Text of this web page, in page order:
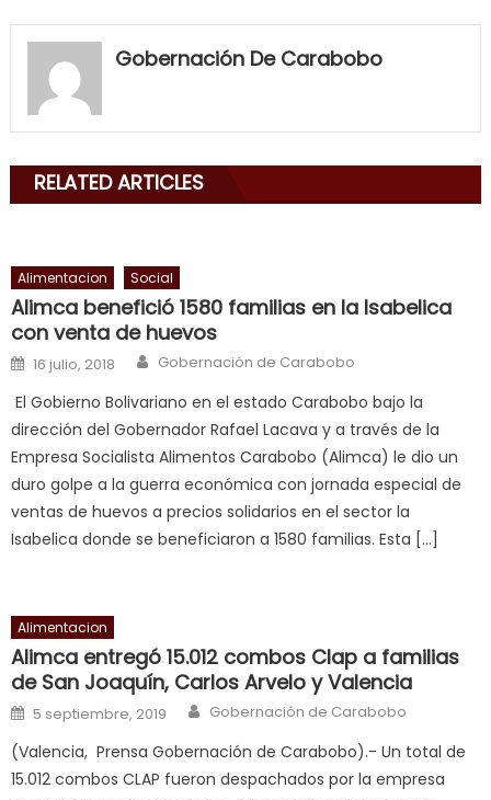
my
neighbor
mouth
will
smith
is
cuckold,
nice
milf
in
squirting,
आपक
न
भ
क
च
त
स
लग
Gobernación De Carabobo
RELATED ARTICLES
Alimentacion Social
Alimca benefició 1580 familias en la Isabelica
con venta de huevos
Posted on
16 julio, 2018 Author
Gobernación de Carabobo
El Gobierno Bolivariano en el estado Carabobo bajo la
dirección del Gobernador Rafael Lacava y a través de la
Empresa Socialista Alimentos Carabobo (Alimca) le dio un
duro golpe a la guerra económica con jornada especial de
ventas de huevos a precios solidarios en el sector la
Isabelica donde se beneficiaron a 1580 familias. Esta […]
Alimentacion
Alimca entregó 15.012 combos Clap a familias
de San Joaquín, Carlos Arvelo y Valencia
Posted on
5 septiembre, 2019 Author
Gobernación de Carabobo
(Valencia, Prensa Gobernación de Carabobo).- Un total de
15.012 combos CLAP fueron despachados por la empresa